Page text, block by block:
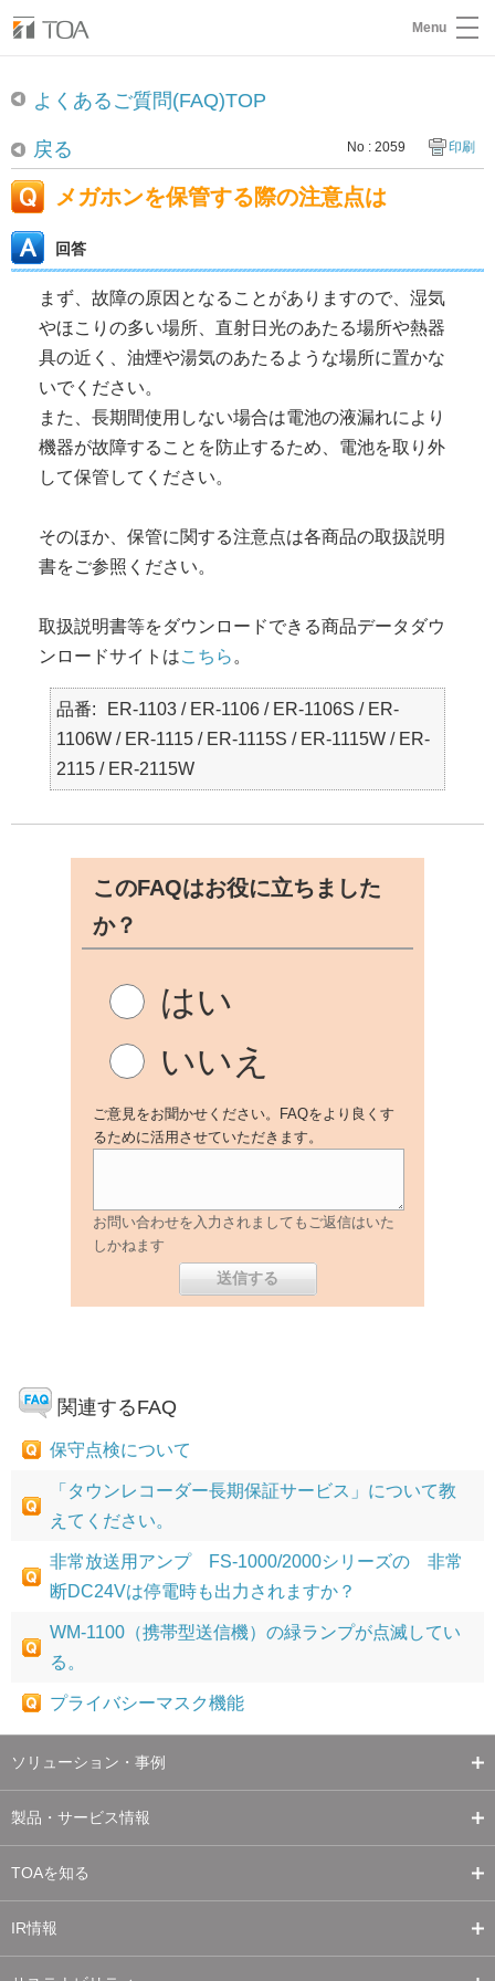
Menu
よくあるご質問(FAQ)TOP
戻る No : 2059 印刷
メガホンを保管する際の注意点は
回答
まず、故障の原因となることがありますので、湿気
やほこりの多い場所、直射日光のあたる場所や熱器
具の近く、油煙や湯気のあたるような場所に置かな
いでください。
また、長期間使用しない場合は電池の液漏れにより
機器が故障することを防止するため、電池を取り外
して保管してください。
そのほか、保管に関する注意点は各商品の取扱説明
書をご参照ください。
取扱説明書等をダウンロードできる商品データダウ
ンロードサイトはこちら 。
品番
ER-1103 / ER-1106 / ER-1106S / ER-
1106W / ER-1115 / ER-1115S / ER-1115W / ER-
2115 / ER-2115W
このFAQはお役に立ちました
か？
はい
いいえ
ご意見をお聞かせください。FAQをより良くす
るために活用させていただきます。
お問い合わせを入力されましてもご返信はいた
しかねます
関連するFAQ
保守点検について
「タウンレコーダー長期保証サービス」について教
えてください。
非常放送用アンプ FS-1000/2000シリーズの 非常
断DC24Vは停電時も出力されますか？
WM-1100（携帯型送信機）の緑ランプが点滅してい
る。
プライバシーマスク機能
ソリューション・事例
製品・サービス情報
TOAを知る
IR情報